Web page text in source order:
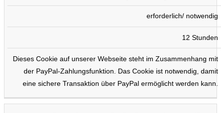
erforderlich/ notwendig
12 Stunden
Dieses Cookie auf unserer Webseite steht im Zusammenhang mit
der PayPal-Zahlungsfunktion. Das Cookie ist notwendig, damit
eine sichere Transaktion über PayPal ermöglicht werden kann.